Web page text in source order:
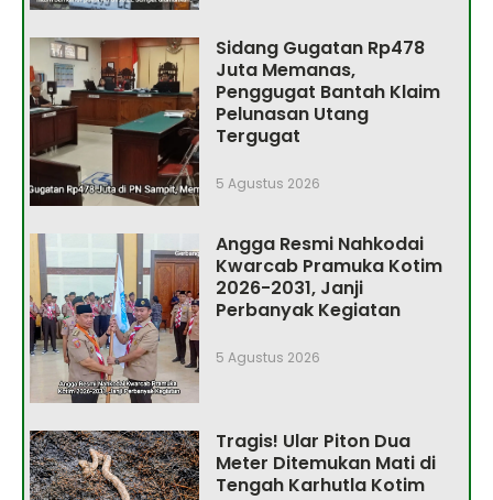
Sidang Gugatan Rp478
Juta Memanas,
Penggugat Bantah Klaim
Pelunasan Utang
Tergugat
5 Agustus 2026
Angga Resmi Nahkodai
Kwarcab Pramuka Kotim
2026-2031, Janji
Perbanyak Kegiatan
5 Agustus 2026
Tragis! Ular Piton Dua
Meter Ditemukan Mati di
Tengah Karhutla Kotim